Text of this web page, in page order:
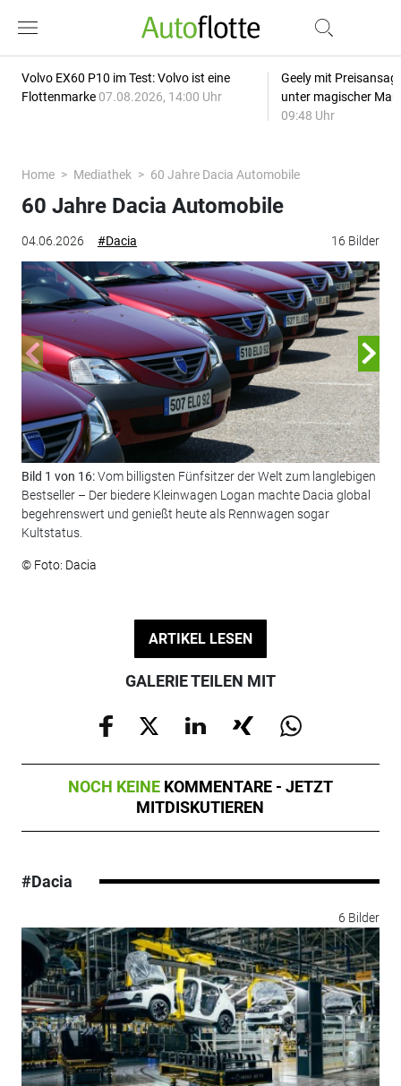
Volvo EX60 P10 im Test: Volvo ist eine
Flottenmarke 07.08.2026, 14:00 Uhr
Geely mit
unter magischer
09:48 Uhr
Home Mediathek 60 Jahre Dacia Automobile
04.06.2026 #Dacia 16 Bilder
60 Jahre Dacia Automobile
Bild 1 von 16:Vom billigsten Fünfsitzer der Welt zum langlebigen
Bestseller – Der biedere Kleinwagen Logan machte Dacia global
begehrenswert und genießt heute als Rennwagen sogar
Kultstatus.
© Foto: Dacia
ARTIKEL LESEN
GALERIE TEILEN MIT
NOCH KEINE KOMMENTARE - JETZT
MITDISKUTIEREN
#Dacia
6 Bilder